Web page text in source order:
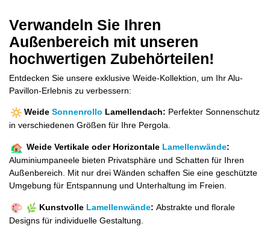
Verwandeln Sie Ihren
Außenbereich mit unseren
hochwertigen Zubehörteilen!
Entdecken Sie unsere exklusive Weide-Kollektion, um Ihr Alu-
Pavillon-Erlebnis zu verbessern:
Weide Sonnenrollo Lamellendach: Perfekter Sonnenschutz
in verschiedenen Größen für Ihre Pergola.
Weide Vertikale oder Horizontale Lamellenwände:
Aluminiumpaneele bieten Privatsphäre und Schatten für Ihren
Außenbereich. Mit nur drei Wänden schaffen Sie eine geschützte
Umgebung für Entspannung und Unterhaltung im Freien.
Kunstvolle Lamellenwände: Abstrakte und florale
Designs für individuelle Gestaltung.